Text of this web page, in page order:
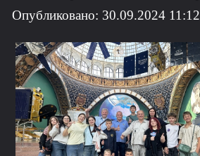
Опубликовано: 30.09.2024 11:12